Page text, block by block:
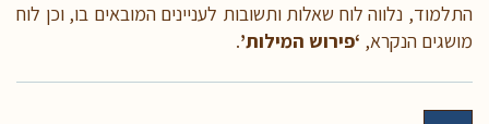
התלמוד, נלווה לוח שאלות ותשובות לעניינים המובאים בו, וכן לוח
מושגים הנקרא, ‘פירוש המילות’.